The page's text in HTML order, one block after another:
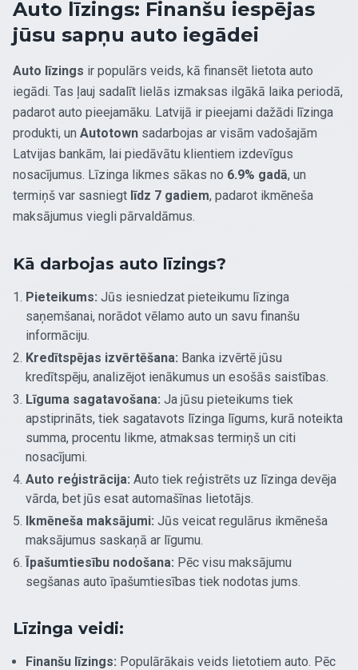
Auto līzings: Finanšu iespējas
jūsu sapņu auto iegādei
Auto līzings ir populārs veids, kā finansēt lietota auto
iegādi. Tas ļauj sadalīt lielās izmaksas ilgākā laika periodā,
padarot auto pieejamāku. Latvijā ir pieejami dažādi līzinga
produkti, un Autotown sadarbojas ar visām vadošajām
Latvijas bankām, lai piedāvātu klientiem izdevīgus
nosacījumus. Līzinga likmes sākas no 6.9% gadā, un
termiņš var sasniegt līdz 7 gadiem, padarot ikmēneša
maksājumus viegli pārvaldāmus.
Kā darbojas auto līzings?
Pieteikums: Jūs iesniedzat pieteikumu līzinga
saņemšanai, norādot vēlamo auto un savu finanšu
informāciju.
Kredītspējas izvērtēšana: Banka izvērtē jūsu
kredītspēju, analizējot ienākumus un esošās saistības.
Līguma sagatavošana: Ja jūsu pieteikums tiek
apstiprināts, tiek sagatavots līzinga līgums, kurā noteikta
summa, procentu likme, atmaksas termiņš un citi
nosacījumi.
Auto reģistrācija: Auto tiek reģistrēts uz līzinga devēja
vārda, bet jūs esat automašīnas lietotājs.
Ikmēneša maksājumi: Jūs veicat regulārus ikmēneša
maksājumus saskaņā ar līgumu.
Īpašumtiesību nodošana: Pēc visu maksājumu
segšanas auto īpašumtiesības tiek nodotas jums.
Līzinga veidi:
Finanšu līzings: Populārākais veids lietotiem auto. Pēc